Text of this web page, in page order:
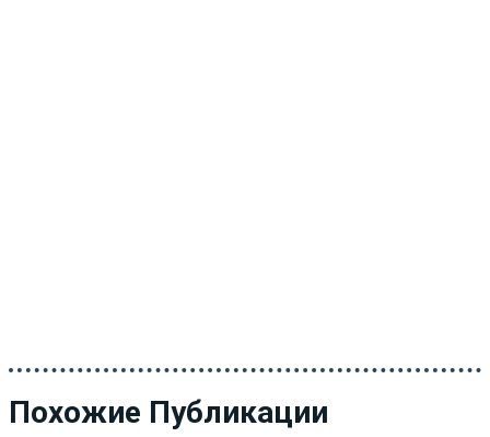
Похожие Публикации